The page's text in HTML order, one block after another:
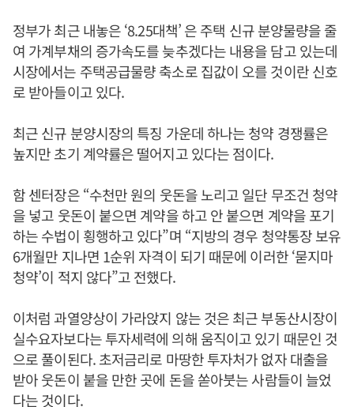
정부가 최근 내놓은 ‘8.25대책’ 은 주택 신규 분양물량을 줄
여 가계부채의 증가속도를 늦추겠다는 내용을 담고 있는데
시장에서는 주택공급물량 축소로 집값이 오를 것이란 신호
로 받아들이고 있다.
최근 신규 분양시장의 특징 가운데 하나는 청약 경쟁률은
높지만 초기 계약률은 떨어지고 있다는 점이다.
함 센터장은 “수천만 원의 웃돈을 노리고 일단 무조건 청약
을 넣고 웃돈이 붙으면 계약을 하고 안 붙으면 계약을 포기
하는 수법이 횡행하고 있다”며 “지방의 경우 청약통장 보유
6개월만 지나면 1순위 자격이 되기 때문에 이러한 ‘묻지마
청약’이 적지 않다”고 전했다.
이처럼 과열양상이 가라앉지 않는 것은 최근 부동산시장이
실수요자보다는 투자세력에 의해 움직이고 있기 때문인 것
으로 풀이된다. 초저금리로 마땅한 투자처가 없자 대출을
받아 웃돈이 붙을 만한 곳에 돈을 쏟아붓는 사람들이 늘었
다는 것이다.